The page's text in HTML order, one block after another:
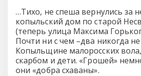
…Тихо, не спеша вернулись за
копыльский дом по старой
(теперь улица Максима
Почти ни с чем –два никогда
Копыльщине малоросских
скарбом и дети. «Грошей»
они «добра схаваны».